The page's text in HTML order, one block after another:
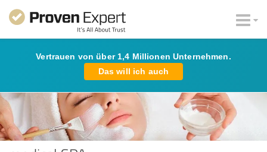
Vertrauen von über 1,4 Millionen Unternehmen.
Das will ich auch